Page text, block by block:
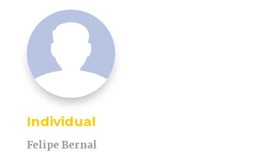
Individual
Felipe Bernal